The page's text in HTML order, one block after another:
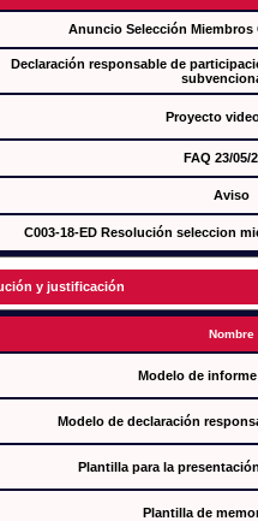
Anuncio Selección Miembros
Declaración responsable de
Proyecto
FAQ 23/05/
Aviso
C003-18-ED Resolución seleccion
y justificación
Nombre
Modelo de
Modelo de declaración
Plantilla para la
Plantilla de